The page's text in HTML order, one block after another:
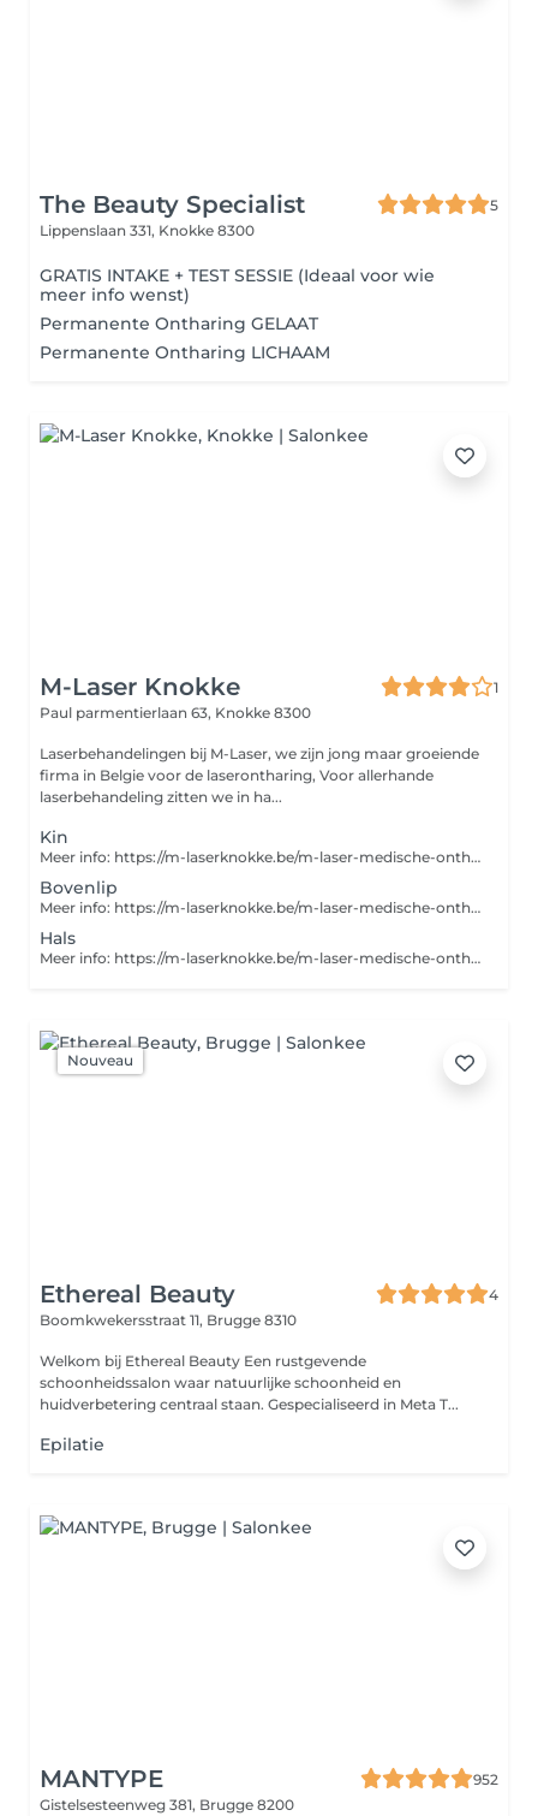
The Beauty Specialist
5
Lippenslaan 331, Knokke 8300
GRATIS INTAKE + TEST SESSIE (Ideaal voor wie
meer info wenst)
Permanente Ontharing GELAAT
Permanente Ontharing LICHAAM
M-Laser Knokke
1
Paul parmentierlaan 63, Knokke 8300
Laserbehandelingen bij M-Laser, we zijn jong maar groeiende
firma in Belgie voor de laserontharing, Voor allerhande
laserbehandeling zitten we in ha...
Kin
Meer info: https://m-laserknokke.be/m-laser-medische-ontharing/
Bovenlip
Meer info: https://m-laserknokke.be/m-laser-medische-ontharing/
Hals
Meer info: https://m-laserknokke.be/m-laser-medische-ontharing/
Nouveau
Ethereal Beauty
4
Boomkwekersstraat 11, Brugge 8310
Welkom bij Ethereal Beauty Een rustgevende
schoonheidssalon waar natuurlijke schoonheid en
huidverbetering centraal staan. Gespecialiseerd in Meta T...
Epilatie
MANTYPE
952
Gistelsesteenweg 381, Brugge 8200